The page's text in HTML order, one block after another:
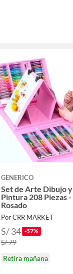
GENERICO
Set de Arte Dibujo y
Pintura 208 Piezas -
Rosado
Por CRR MARKET
S/ 34 -57%
S/ 79
Retira mañana